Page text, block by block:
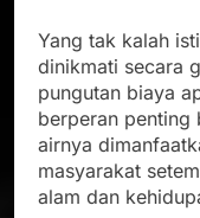
Yang tak kalah
dinikmati secara
pungutan biaya
berperan penting
airnya
masyarakat
alam dan